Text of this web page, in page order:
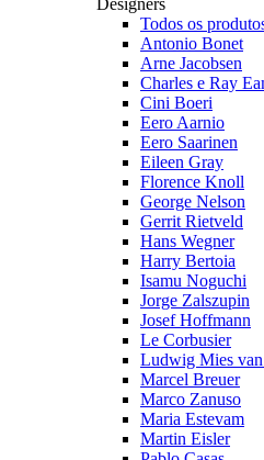
Designers
Todos os
Antonio Bonet
Arne Jacobsen
Charles e Ray
Cini Boeri
Eero Aarnio
Eero Saarinen
Eileen Gray
Florence Knoll
George Nelson
Gerrit Rietveld
Hans Wegner
Harry Bertoia
Isamu Noguchi
Jorge Zalszupin
Josef Hoffmann
Le Corbusier
Ludwig Mies
Marcel Breuer
Marco Zanuso
Maria Estevam
Martin Eisler